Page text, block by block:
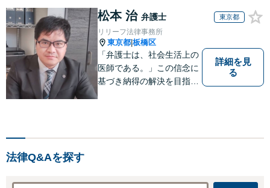
松本 治 弁護士 東京都
リリーフ法律事務所
東京都 板橋区
「弁護士は、社会生活上の
医師である。」この信念に
基づき納得の解決を目指し
詳細を見
る
法律Q&Aを探す